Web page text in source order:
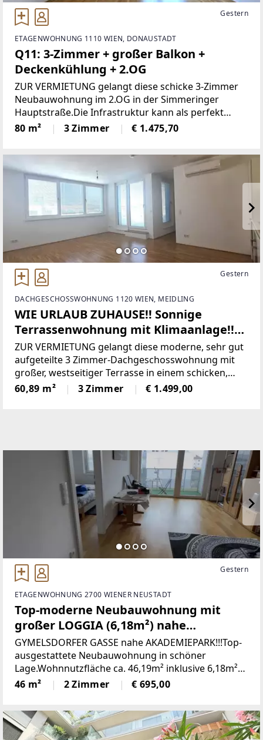
Gestern
ETAGENWOHNUNG 1110 WIEN, DONAUSTADT
Q11: 3-Zimmer + großer Balkon +
Deckenkühlung + 2.OG
ZUR VERMIETUNG gelangt diese schicke 3-Zimmer
Neubauwohnung im 2.OG in der Simmeringer
Hauptstraße.Die Infrastruktur kann als perfekt
beschrieben werden. Die Straßenbahn-Stationen
"Fickeystraße" und "Weißenböckstraße" befindet
80 m² 3 Zimmer € 1.475,70
Gestern
DACHGESCHOSSWOHNUNG 1120 WIEN, MEIDLING
WIE URLAUB ZUHAUSE!! Sonnige
Terrassenwohnung mit Klimaanlage!!
Grenze 5. Bezirk
ZUR VERMIETUNG gelangt diese moderne, sehr gut
aufgeteilte 3 Zimmer-Dachgeschosswohnung mit
großer, westseitiger Terrasse in einem schicken,
optisch ansprechenden Neubau (Baujahr 2016) im
12. Bezirk in der Anton-Scharff-Gasse.Die ruhige
60,89 m² 3 Zimmer € 1.499,00
Gestern
ETAGENWOHNUNG 2700 WIENER NEUSTADT
Top-moderne Neubauwohnung mit
großer LOGGIA (6,18m²) nahe
Akademiepark
GYMELSDORFER GASSE nahe AKADEMIEPARK!!!Top-
ausgestattete Neubauwohnung in schöner
Lage.Wohnnutzfläche ca. 46,19m² inklusive 6,18m²
LoggiaDie Wohnung befindet sich im 2. OG.
RAUMAUFTEILUNG IN STICHWORTEN• Vorraum•
46 m² 2 Zimmer € 695,00